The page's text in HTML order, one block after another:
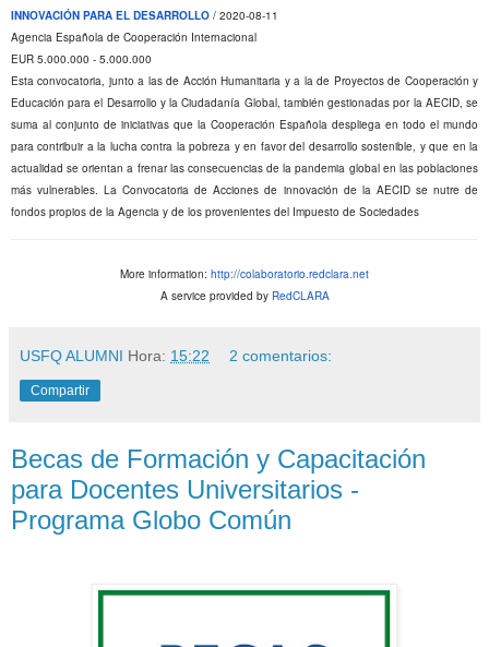
INNOVACIÓN PARA EL DESARROLLO / 2020-08-11
Agencia Española de Cooperación Internacional
EUR 5.000.000 - 5.000.000
Esta convocatoria, junto a las de Acción Humanitaria y a la de Proyectos de Cooperación y
Educación para el Desarrollo y la Ciudadanía Global, también gestionadas por la AECID, se
suma al conjunto de iniciativas que la Cooperación Española despliega en todo el mundo
para contribuir a la lucha contra la pobreza y en favor del desarrollo sostenible, y que en la
actualidad se orientan a frenar las consecuencias de la pandemia global en las poblaciones
más vulnerables. La Convocatoria de Acciones de innovación de la AECID se nutre de
fondos propios de la Agencia y de los provenientes del Impuesto de Sociedades
More information: http://colaboratorio.redclara.net
A service provided by RedCLARA
USFQ ALUMNI Hora: 15:22 2 comentarios:
Compartir
Becas de Formación y Capacitación
para Docentes Universitarios -
Programa Globo Común